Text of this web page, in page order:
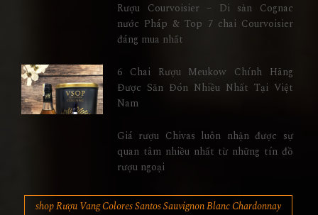
Rượu Courvoisier – Di sản Cognac
nước Pháp & Top 7 chai Courvoisier
đáng mua nhất
6 Chai Rượu Meukow Chính Hãng
Được Săn Đón Nhiều Nhất Tại Việt
Nam
Giá rượu Chivas luôn nhận được sự
quan tâm nhiều nhất từ những tín đồ
rượu ngoại
shop Rượu Vang Colores Santos Sauvignon Blanc Chardonnay